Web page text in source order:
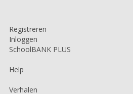
Registreren
Inloggen
SchoolBANK PLUS
Help
Verhalen